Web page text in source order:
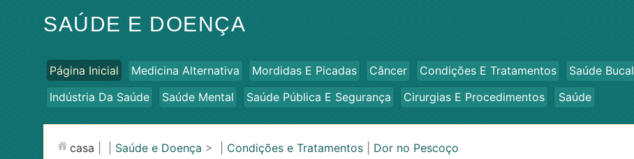
SAÚDE E DOENÇA
Página Inicial Medicina Alternativa Mordidas E Picadas Câncer Condições E Tratamentos Saúde Bucal
Indústria Da Saúde
Saúde Mental Saúde Pública E Segurança Cirurgias E Procedimentos Saúde
casa Saúde e Doença > | Condições e Tratamentos Dor no Pescoço